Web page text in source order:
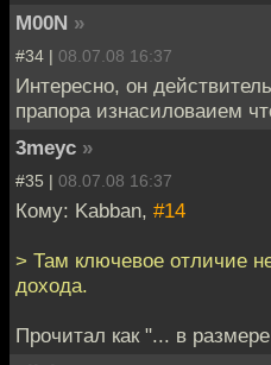
M00N »
#34 | 08.07.08 16:37
Интересно, он
прапора изнасиловаием
3meyc »
#35 | 08.07.08 16:37
Кому: Kabban, #14
> Там ключевое отличие
дохода.
Прочитал как "... в